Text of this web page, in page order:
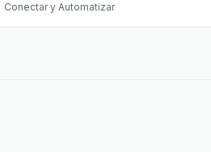
Conectar y Automatizar